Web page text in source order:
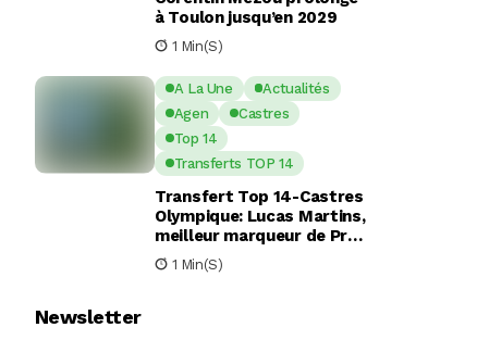
à Toulon jusqu’en 2029
1 Min(s)
A La Une
Actualités
Agen
Castres
Top 14
Transferts TOP 14
Transfert Top 14-Castres
Olympique: Lucas Martins,
meilleur marqueur de Pro
D2, en route pour Castres
?
1 Min(s)
Newsletter